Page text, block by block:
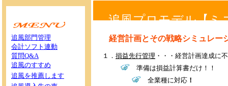
経営計画とその戦略シミュレー
追風プロモデル【ミ
１． 損益先行管理 ・・・経営計画達成に
準備は損益計算書だけ！！
全業種に対応 ！
追風部門管理
会計ソフト連動
質問Q&A
追風のすすめ
追風を推薦します